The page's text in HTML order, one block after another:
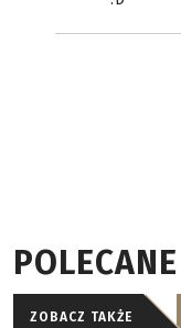
POLECANE
ZOBACZ TAKŻE